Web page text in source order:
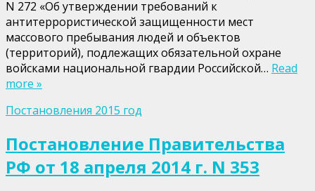
N 272 «Об утверждении требований к
антитеррористической защищенности мест
массового пребывания людей и объектов
(территорий), подлежащих обязательной охране
войсками национальной гвардии Российской… Read
more »
Постановления 2015 год
Постановление Правительства
РФ от 18 апреля 2014 г. N 353